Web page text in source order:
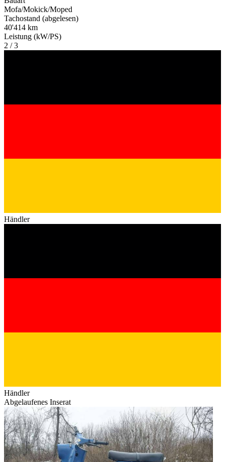
Mofa/Mokick/Moped
Tachostand (abgelesen)
40'414 km
Leistung (kW/PS)
2 / 3
Händler
Händler
Abgelaufenes Inserat